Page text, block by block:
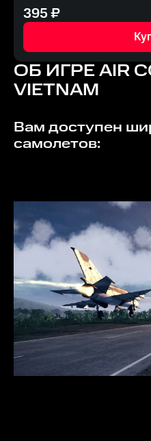
395₽
ОБ ИГРЕAIR
VIETNAM
Вам доступен широкий арсенал
самолетов: